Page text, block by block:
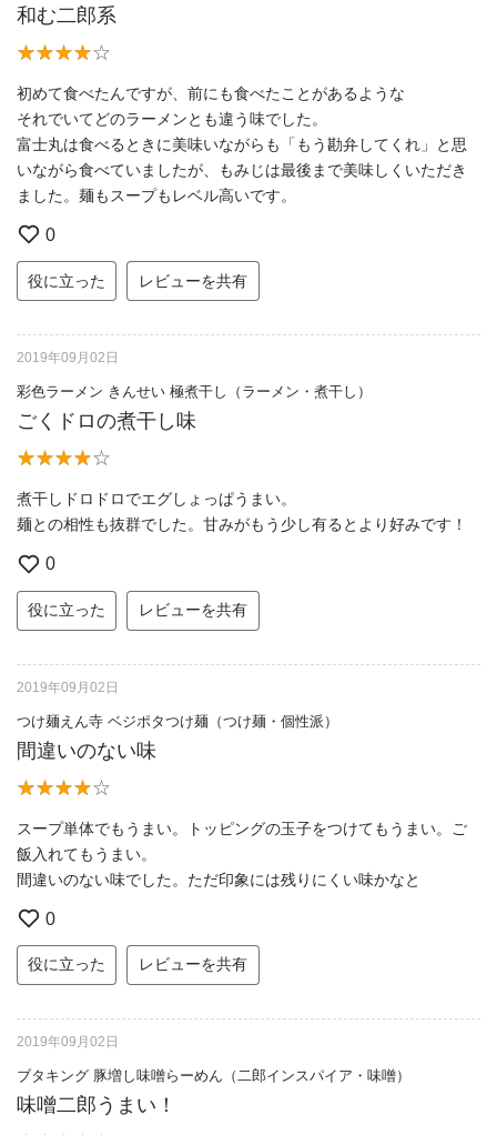
和む二郎系
初めて食べたんですが、前にも食べたことがあるような
それでいてどのラーメンとも違う味でした。
富士丸は食べるときに美味いながらも「もう勘弁してくれ」と思
いながら食べていましたが、もみじは最後まで美味しくいただき
ました。麺もスープもレベル高いです。
0
役に立った レビューを共有
2019年09月02日
彩色ラーメン きんせい 極煮干し（ラーメン・煮干し）
ごくドロの煮干し味
煮干しドロドロでエグしょっぱうまい。
麺との相性も抜群でした。甘みがもう少し有るとより好みです！
0
役に立った レビューを共有
2019年09月02日
つけ麺えん寺 ベジポタつけ麺（つけ麺・個性派）
間違いのない味
スープ単体でもうまい。トッピングの玉子をつけてもうまい。ご
飯入れてもうまい。
間違いのない味でした。ただ印象には残りにくい味かなと
0
役に立った レビューを共有
2019年09月02日
ブタキング 豚増し味噌らーめん（二郎インスパイア・味噌）
味噌二郎うまい！